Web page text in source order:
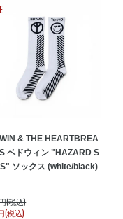
& THE HEARTBREA
ベドウィン "HAZARD S
ソックス (white/black)
(税込)
(税込)